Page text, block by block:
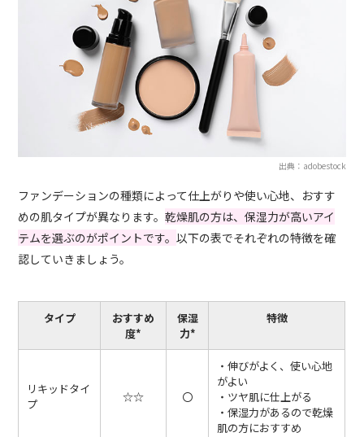
出典：adobestock
ファンデーションの種類によって仕上がりや使い心地、おすす
めの肌タイプが異なります。乾燥肌の方は、保湿力が高いアイ
テムを選ぶのがポイントです。以下の表でそれぞれの特徴を確
認していきましょう。
タイプ
おすすめ
度*
保湿
力*
特徴
リキッドタイ
プ
☆☆ 〇
・伸びがよく、使い心地
がよい
・ツヤ肌に仕上がる
・保湿力があるので乾燥
肌の方におすすめ